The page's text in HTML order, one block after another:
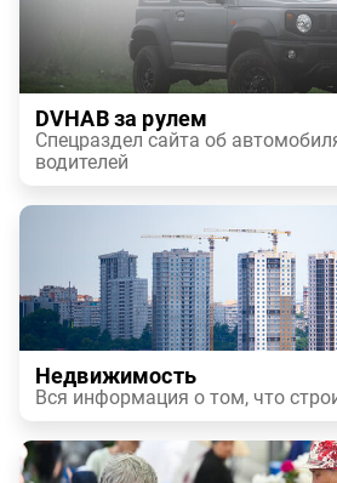
DVHAB за рулем
Спецраздел сайта об
водителей
Недвижимость
Вся информация о том, что